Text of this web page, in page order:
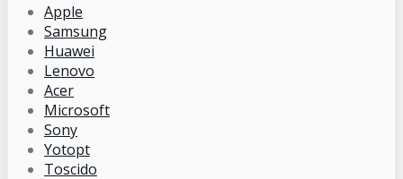
Apple
Samsung
Huawei
Lenovo
Acer
Microsoft
Sony
Yotopt
Toscido